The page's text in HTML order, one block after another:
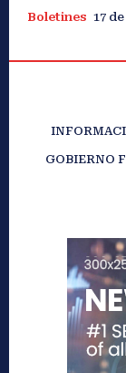
Boletines 17
GOBIERNO